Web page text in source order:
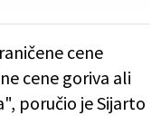
cene
cene goriva ali
poručio je Sijarto